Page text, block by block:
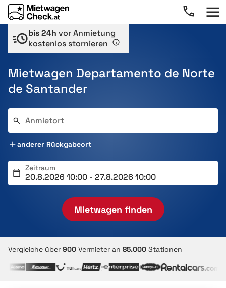
bis 24h vor Anmietung
kostenlos stornieren
Mietwagen Departamento de Norte
de Santander
Anmietort
anderer Rückgabeort
Zeitraum
Mietwagen finden
Vergleiche über 900 Vermieter an 85.000 Stationen